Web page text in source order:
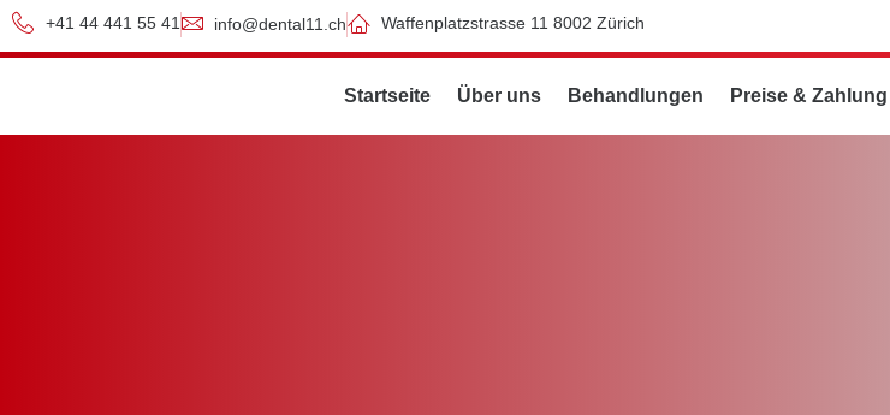
+41 44 441 55 41 info@dental11.ch Waffenplatzstrasse 11 8002 Zürich
Startseite Über uns Behandlungen Preise & Zahlung